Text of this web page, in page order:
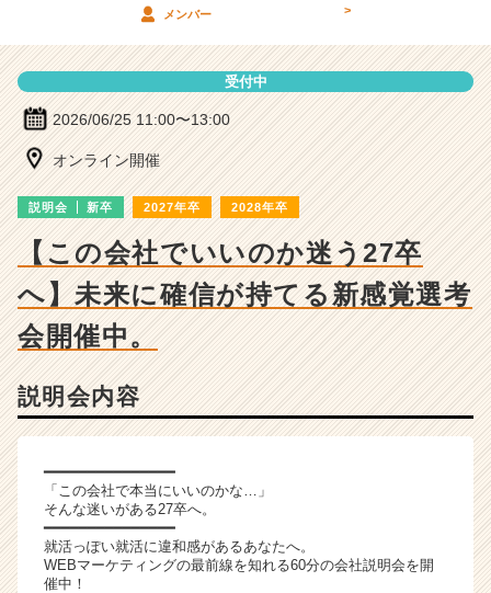
明
ベ
ャ
ー・
成
長
企
業
届
く
就
活
メンバー >
受付中
2026/06/25 11:00〜13:00
オンライン開催
説明会 新卒 2027年卒 2028年卒
【この会社でいいのか迷う27卒
へ】未来に確信が持てる新感覚選考
会開催中。
説明会内容
━━━━━━━━━━━━━━━
「この会社で本当にいいのかな…」
そんな迷いがある27卒へ。
━━━━━━━━━━━━━━━
就活っぽい就活に違和感があるあなたへ。
WEBマーケティングの最前線を知れる60分の会社説明会を開
催中！